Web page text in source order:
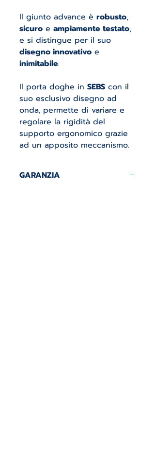
Il giunto advance è robusto,
sicuro e ampiamente testato,
e si distingue per il suo
disegno innovativo e
inimitabile.
Il porta doghe in SEBS con il
suo esclusivo disegno ad
onda, permette di variare e
regolare la rigidità del
supporto ergonomico grazie
ad un apposito meccanismo.
GARANZIA